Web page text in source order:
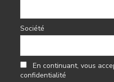
Société
En continuant, vous
confidentialité